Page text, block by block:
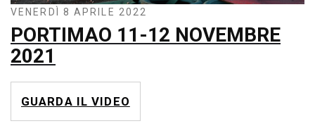
VENERDÌ 8 APRILE 2022
PORTIMAO 11-12 NOVEMBRE
2021
GUARDA IL VIDEO